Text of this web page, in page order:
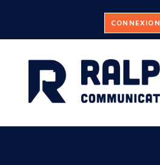
CONNEXION